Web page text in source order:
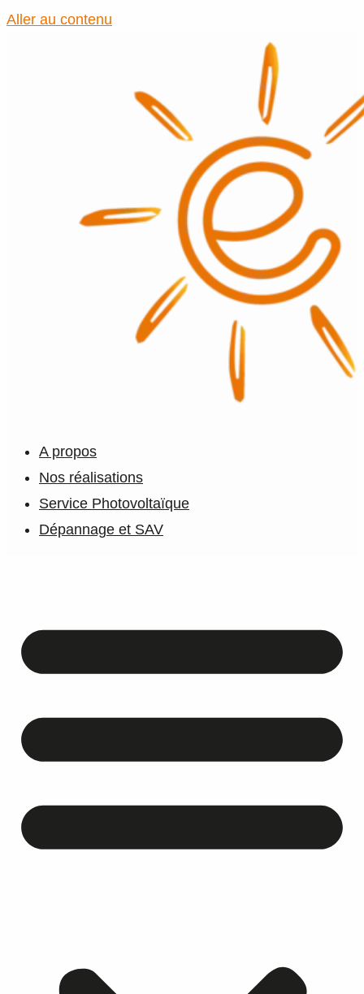
Aller au contenu
A propos
Nos réalisations
Service Photovoltaïque
Dépannage et SAV